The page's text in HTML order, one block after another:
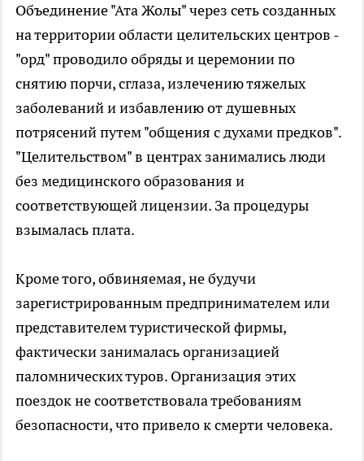
Объединение "Ата Жолы" через сеть созданных
на территории области целительских центров -
"орд" проводило обряды и церемонии по
снятию порчи, сглаза, излечению тяжелых
заболеваний и избавлению от душевных
потрясений путем "общения с духами предков".
"Целительством" в центрах занимались люди
без медицинского образования и
соответствующей лицензии. За процедуры
взымалась плата.
Кроме того, обвиняемая, не будучи
зарегистрированным предпринимателем или
представителем туристической фирмы,
фактически занималась организацией
паломнических туров. Организация этих
поездок не соответствовала требованиям
безопасности, что привело к смерти человека.